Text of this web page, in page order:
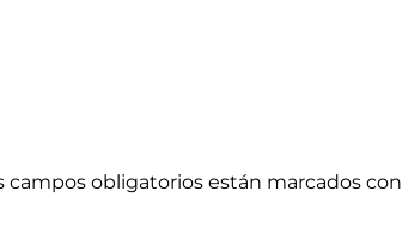
campos obligatorios están marcados con